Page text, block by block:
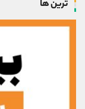
ترین ها